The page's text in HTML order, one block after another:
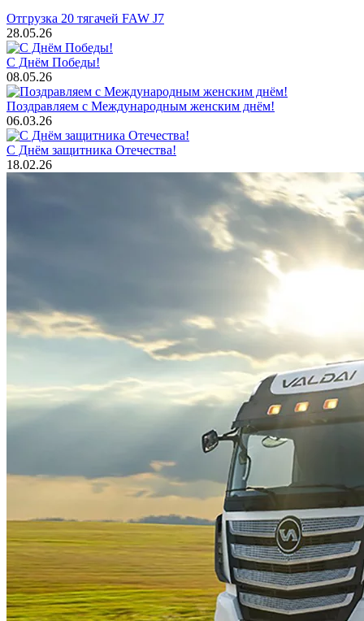
Отгрузка 20 тягачей FAW J7
28.05.26
С Днём Победы!
08.05.26
Поздравляем с Международным женским днём!
06.03.26
С Днём защитника Отечества!
18.02.26